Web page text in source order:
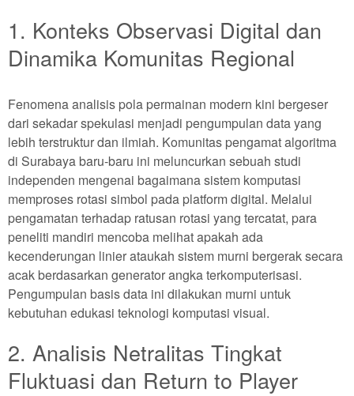
1. Konteks Observasi Digital dan
Dinamika Komunitas Regional
Fenomena analisis pola permainan modern kini bergeser
dari sekadar spekulasi menjadi pengumpulan data yang
lebih terstruktur dan ilmiah. Komunitas pengamat algoritma
di Surabaya baru-baru ini meluncurkan sebuah studi
independen mengenai bagaimana sistem komputasi
memproses rotasi simbol pada platform digital. Melalui
pengamatan terhadap ratusan rotasi yang tercatat, para
peneliti mandiri mencoba melihat apakah ada
kecenderungan linier ataukah sistem murni bergerak secara
acak berdasarkan generator angka terkomputerisasi.
Pengumpulan basis data ini dilakukan murni untuk
kebutuhan edukasi teknologi komputasi visual.
2. Analisis Netralitas Tingkat
Fluktuasi dan Return to Player